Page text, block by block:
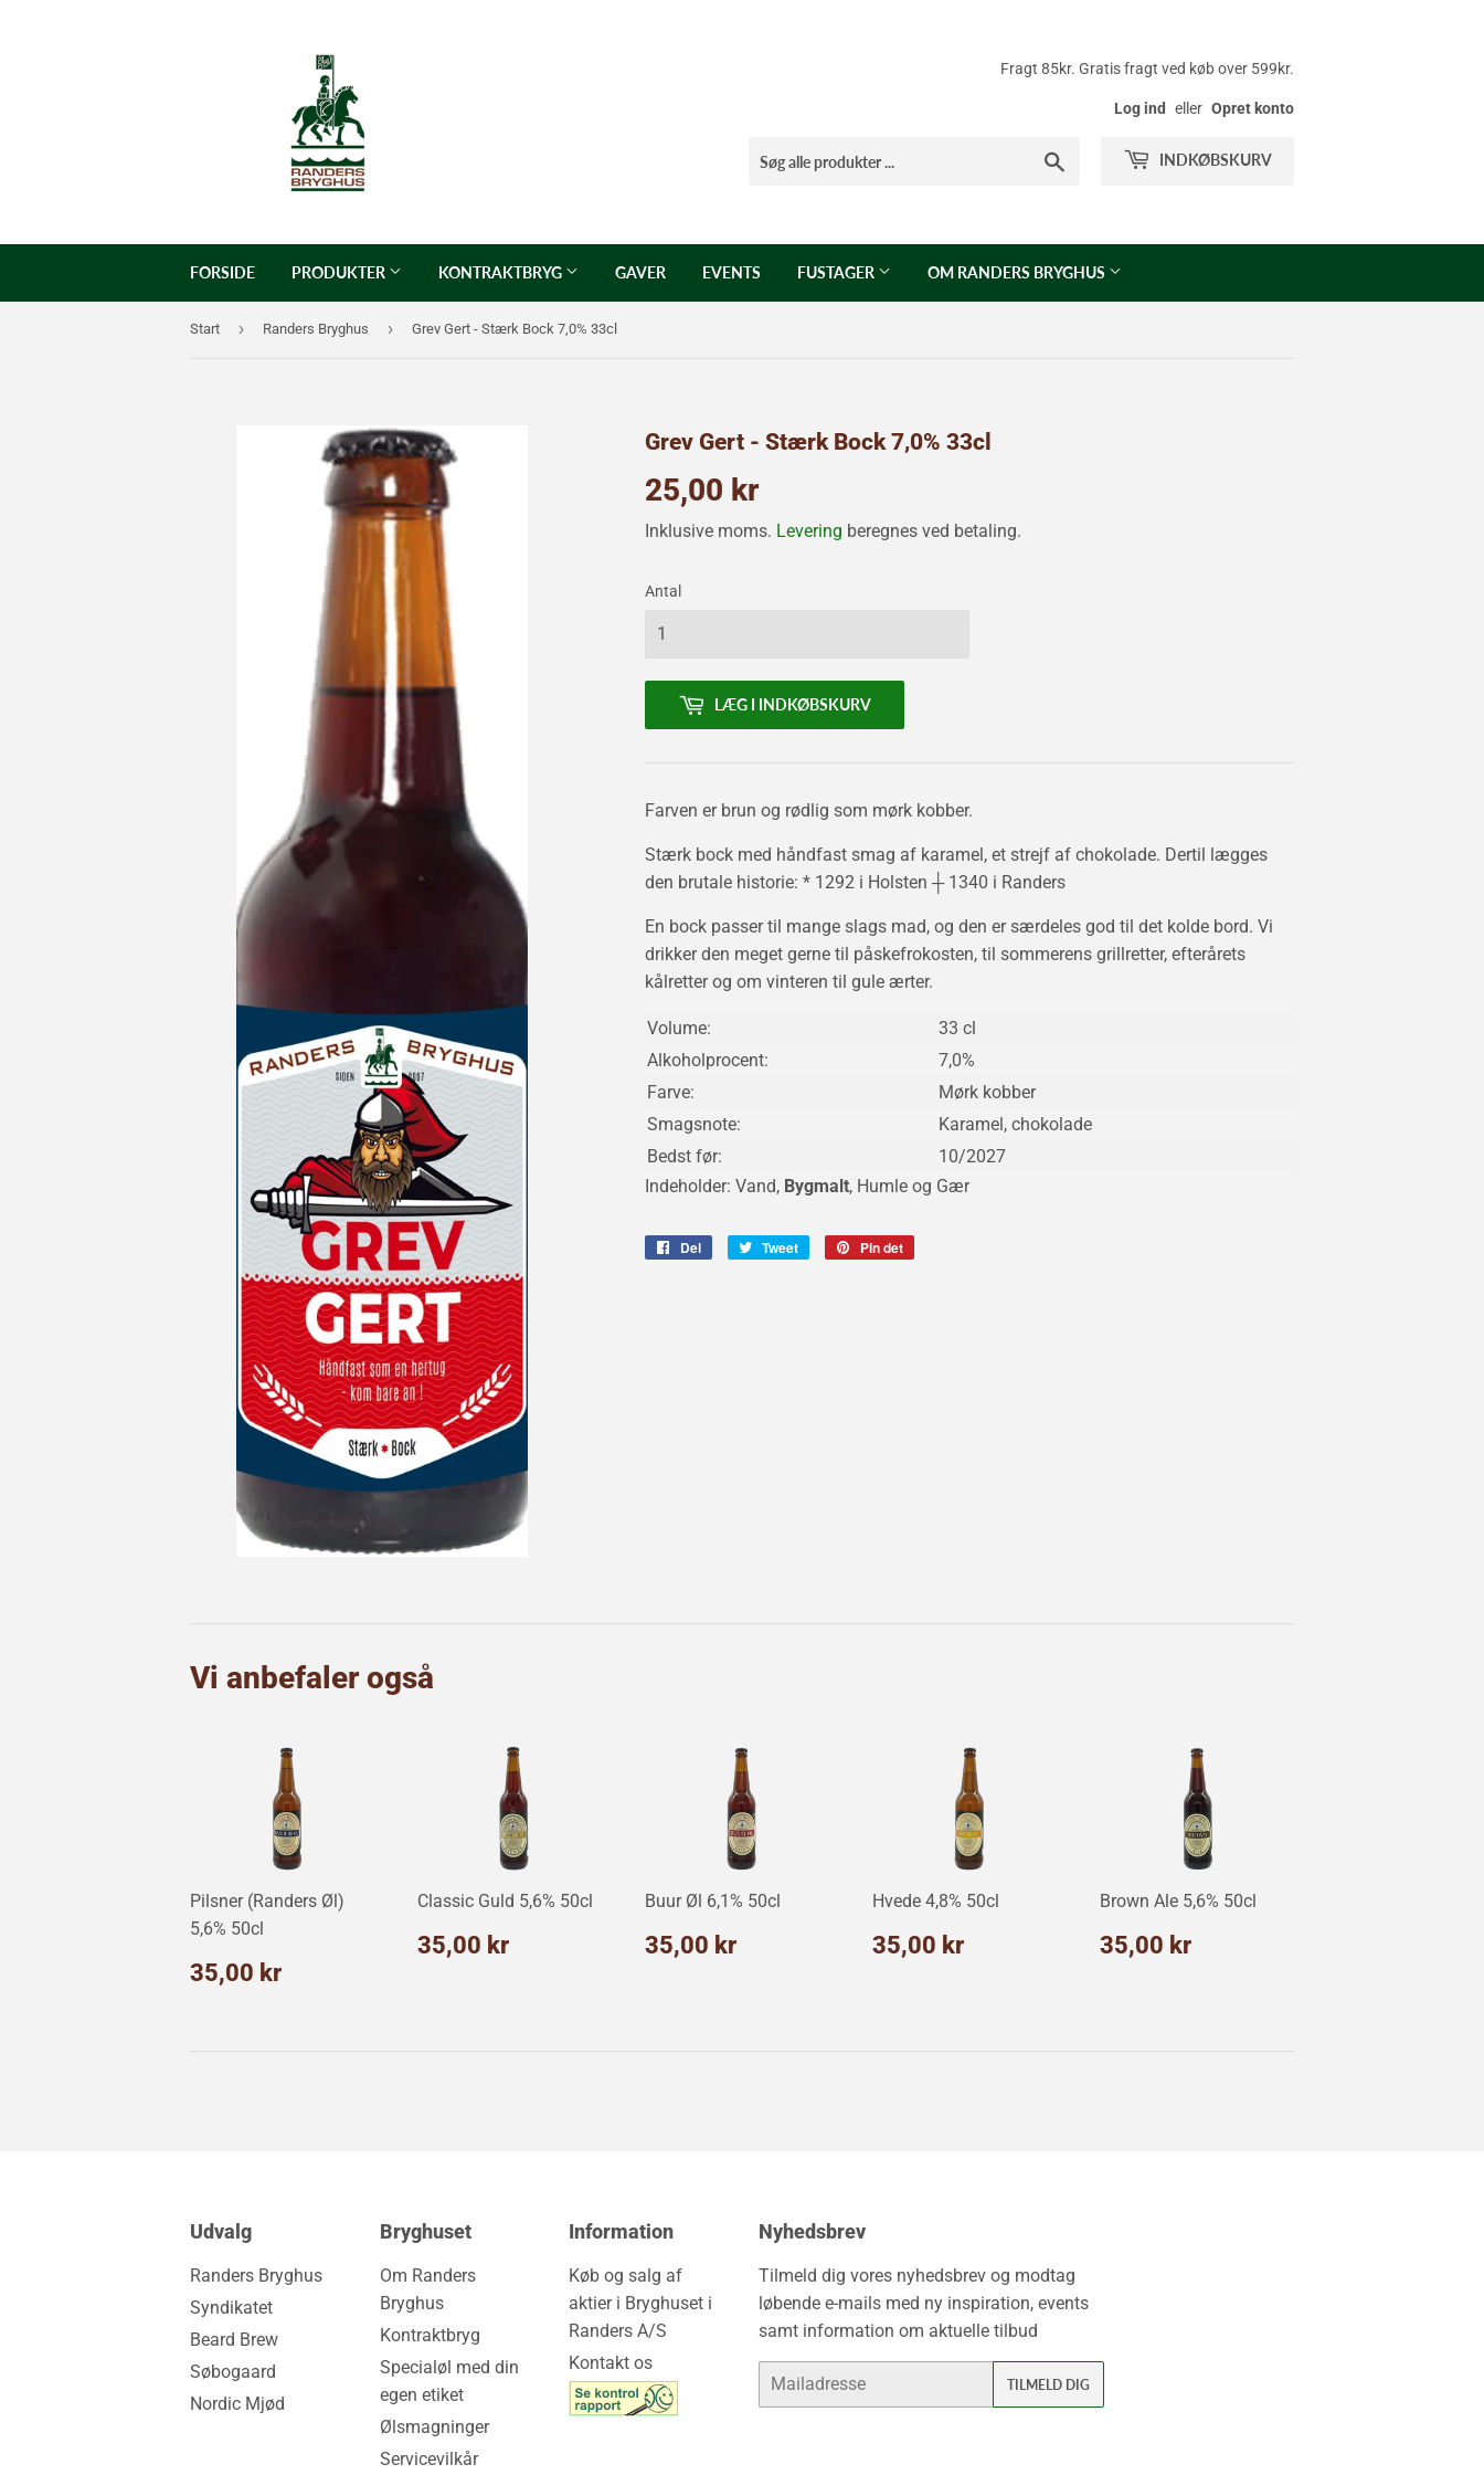
Fragt 85kr. Gratis fragt ved køb over 599kr.
Log ind eller Opret konto
INDKØBSKURV
FORSIDE PRODUKTER KONTRAKTBRYG GAVER EVENTS FUSTAGER OM RANDERS BRYGHUS
Start › Randers Bryghus › Grev Gert - Stærk Bock 7,0% 33cl
Grev Gert - Stærk Bock 7,0% 33cl
25,00 kr
kr
Inklusive moms. Levering beregnes ved betaling.
Antal
LÆG I INDKØBSKURV
Farven er brun og rødlig som mørk kobber.
Stærk bock med håndfast smag af karamel, et strejf af chokolade. Dertil lægges
den brutale historie: * 1292 i Holsten ┼ 1340 i Randers
En bock passer til mange slags mad, og den er særdeles god til det kolde bord. Vi
drikker den meget gerne til påskefrokosten, til sommerens grillretter, efterårets
kålretter og om vinteren til gule ærter.
Volume:
33 cl
Alkoholprocent:
7,0%
Farve:
Mørk kobber
Smagsnote:
Karamel, chokolade
Bedst før:
10/2027
Indeholder: Vand, Bygmalt, Humle og Gær
Del Tweet
Tweet
Pin det
Vi anbefaler også
Pilsner (Randers Øl)
5,6% 50cl
Normalpris
35,00 kr
Classic Guld 5,6% 50cl
Normalpris
35,00 kr
Buur Øl 6,1% 50cl
Normalpris
35,00 kr
Hvede 4,8% 50cl
Normalpris
35,00 kr
Brown Ale 5,6% 50cl
Normalpris
35,00 kr
Udvalg
Randers Bryghus
Syndikatet
Beard Brew
Søbogaard
Nordic Mjød
Bryghuset
Om Randers
Bryghus
Kontraktbryg
Specialøl med din
egen etiket
Ølsmagninger
Servicevilkår
Information
Køb og salg af
aktier i Bryghuset i
Randers A/S
Kontakt os
Nyhedsbrev
Tilmeld dig vores nyhedsbrev og modtag
løbende e-mails med ny inspiration, events
samt information om aktuelle tilbud
TILMELD DIG